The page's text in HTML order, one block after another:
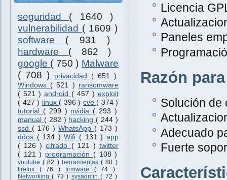
seguridad ( 1640 )
vulnerabilidad ( 1609 )
software ( 931 )
hardware ( 862 )
google ( 750 ) Malware
( 708 )
privacidad ( 651 )
Windows ( 521 ) ransomware
( 521 ) android ( 457 ) exploit
( 427 ) linux ( 396 ) cve ( 374 )
tutorial ( 299 ) nvidia ( 293 )
manual ( 282 ) hacking ( 244 )
ssd ( 176 ) WhatsApp ( 173 )
ddos ( 134 )Wifi ( 131 ) app
( 126 )cifrado ( 121 )twitter
( 121 ) programación ( 108 )
youtube( 82 ) herramientas( 80 )
firefox ( 76 ) firmware ( 74 )
Networking( 73 ) sysadmin( 72 )
Licencia
Paneles
Razón
Solución de
Adecuado
Fuerte